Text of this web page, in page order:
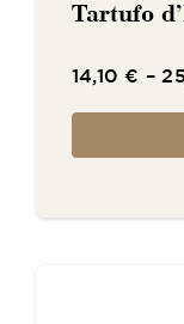
Tartufo
14,10€ –